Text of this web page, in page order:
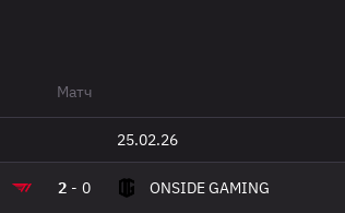
Матч
25.02.26
2 - 0 ONSIDE GAMING